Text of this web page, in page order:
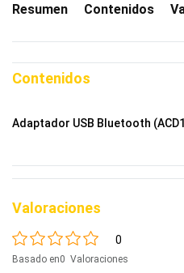
Resumen Contenidos
Contenidos
Adaptador USB Bluetooth
Valoraciones
0
Basado en0 Valoraciones